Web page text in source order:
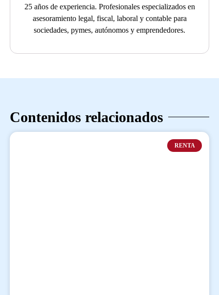
25 años de experiencia. Profesionales especializados en
asesoramiento legal, fiscal, laboral y contable para
sociedades, pymes, autónomos y emprendedores.
Contenidos relacionados
RENTA